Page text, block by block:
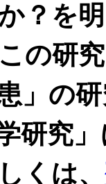
？を
の研
」の
研究
くは、